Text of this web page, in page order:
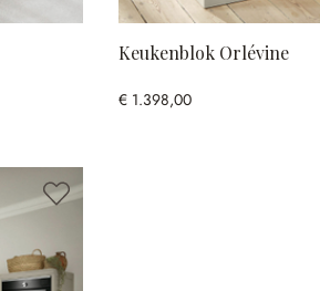
Keukenblok Orlévine
€ 1.398,00